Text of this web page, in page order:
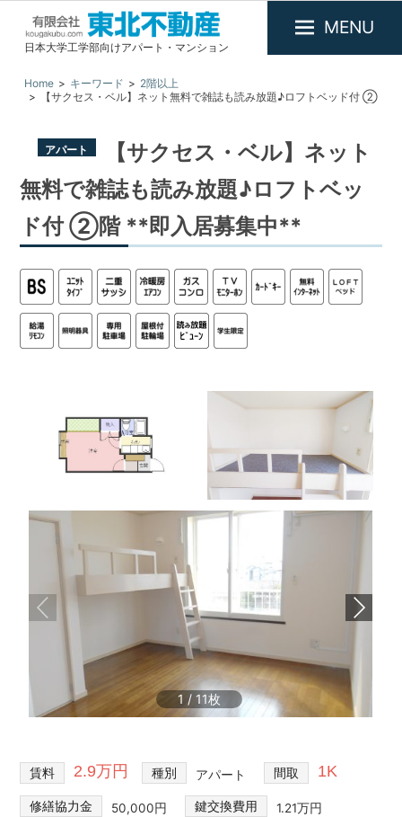
有
限
会
東
北
不
動
産
日本大学工学部向けアパート・マンション
MENU
Home キーワード
2階以上
【サクセス・ベル】ネット無料で雑誌も読み放題♪ロフトベッド付 ②
アパート
【サクセス・ベル】ネット
無料で雑誌も読み放題♪ロフトベッ
ド付 ②階 **即入居募集中**
1 /11
賃料 2.9万円 種別 アパート 間取 1K
修繕協力金 50,000円 鍵交換費用 1.21万円